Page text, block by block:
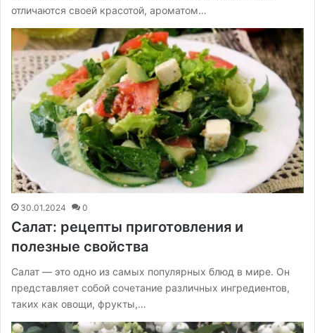
отличаются своей красотой, ароматом…
30.01.2024 0
Салат: рецепты приготовления и
полезные свойства
Салат — это одно из самых популярных блюд в мире. Он
представляет собой сочетание различных ингредиентов,
таких как овощи, фрукты,…